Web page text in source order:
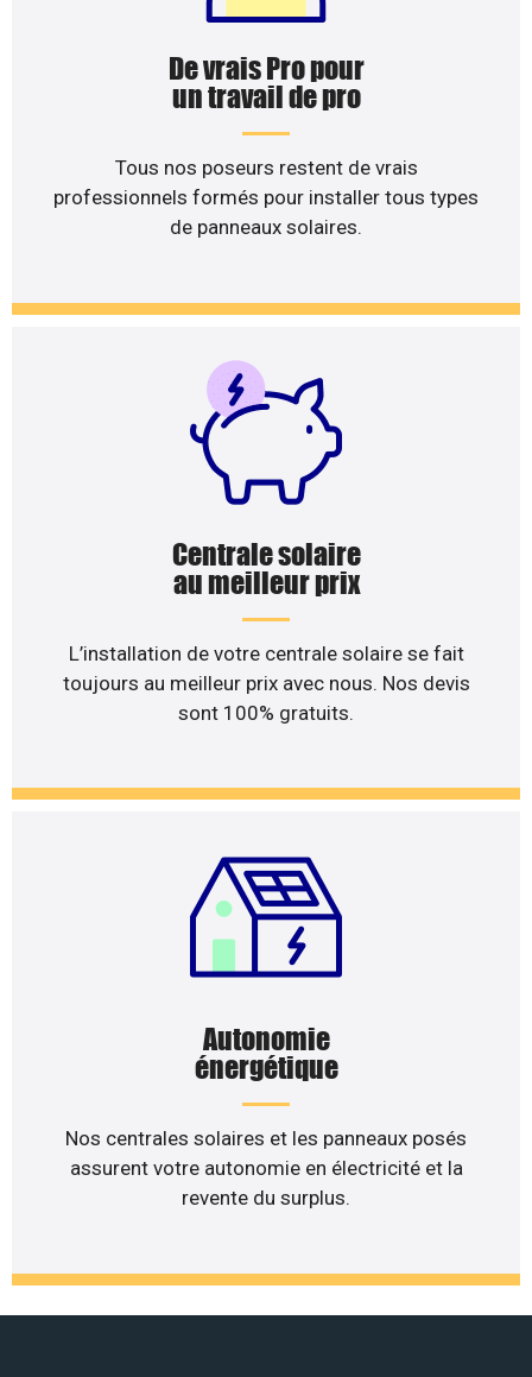
De vrais Pro pour
un travail de pro
Tous nos poseurs restent de vrais
professionnels formés pour installer tous types
de panneaux solaires.
Centrale solaire
au meilleur prix
L’installation de votre centrale solaire se fait
toujours au meilleur prix avec nous. Nos devis
sont 100% gratuits.
Autonomie
énergétique
Nos centrales solaires et les panneaux posés
assurent votre autonomie en électricité et la
revente du surplus.